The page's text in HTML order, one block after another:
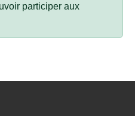
participer aux